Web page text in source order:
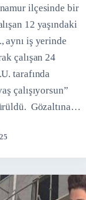
ilçesinde bir
12 yaşındaki
aynı iş yerinde
çalışan 24
tarafında
çalışıyorsun”
Gözaltına